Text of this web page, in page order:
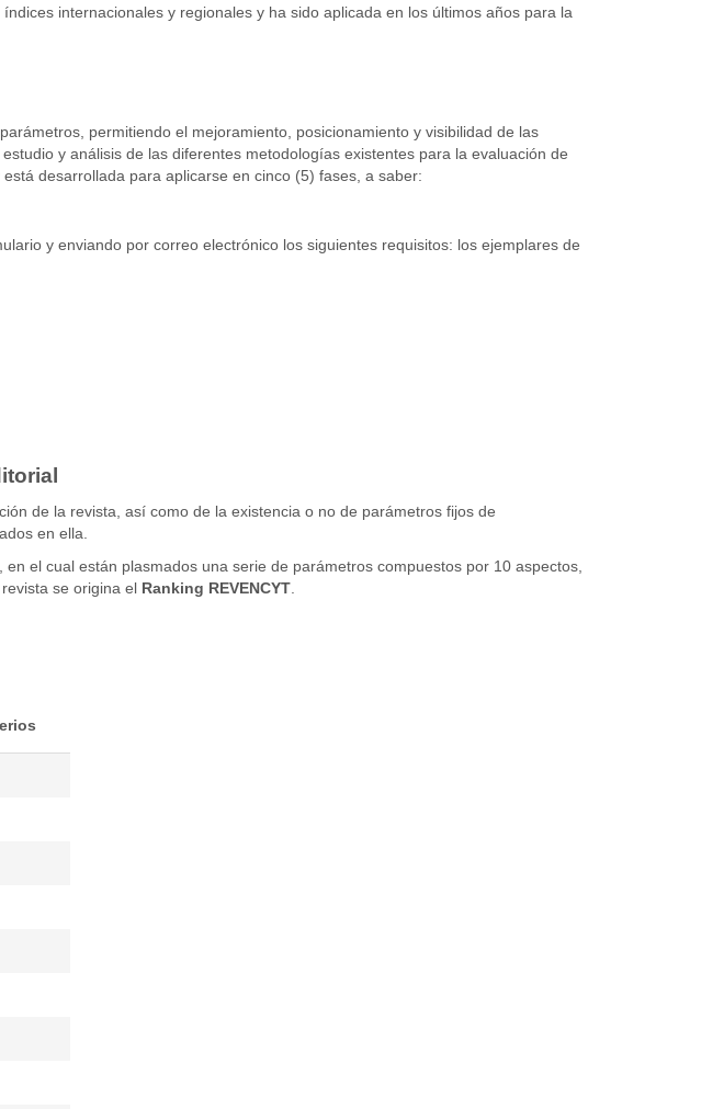
internacionales y regionales y ha sido aplicada en los últimos años para la
permitiendo el mejoramiento, posicionamiento y visibilidad de las
y análisis de las diferentes metodologías existentes para la evaluación de
desarrollada para aplicarse en cinco (5) fases, a saber:
y enviando por correo electrónico los siguientes requisitos: los ejemplares de
de la revista, así como de la existencia o no de parámetros fijos de
en ella.
el cual están plasmados una serie de parámetros compuestos por 10 aspectos,
se origina el Ranking REVENCYT